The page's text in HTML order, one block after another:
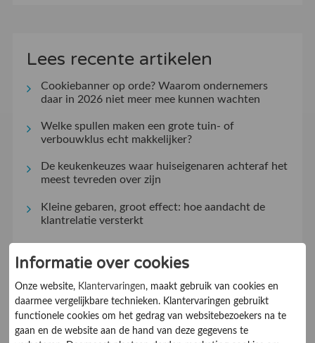
Lees recente artikelen
Cookiebanner op orde? Waarom ondernemers
daar in 2026 niet meer mee kunnen wachten
Welke spullen maken een grote tuin- of
verbouwklus echt makkelijker?
De keukenkeuzes waar huiseigenaren achteraf het
meest tevreden over zijn
Kleine gebaren, groot effect: hoe aandacht de
klantrelatie versterkt
controleert u zelf bij een online aanbieder
Kies de ideale werkjas voor jouw beroep
Verzuimmanagement dat werkt in de praktijk
Informatie over cookies
Onze website, Klantervaringen, maakt gebruik van cookies en
daarmee vergelijkbare technieken. Klantervaringen gebruikt
functionele cookies om het gedrag van websitebezoekers na te
gaan en de website aan de hand van deze gegevens te